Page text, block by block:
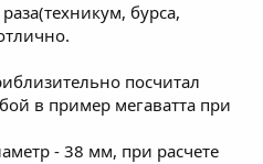
бурса,
посчитал
в пример мегаватта при
- 38 мм, при расчете